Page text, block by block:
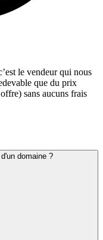
le vendeur qui nous
que du prix
sans aucuns frais
domaine ?